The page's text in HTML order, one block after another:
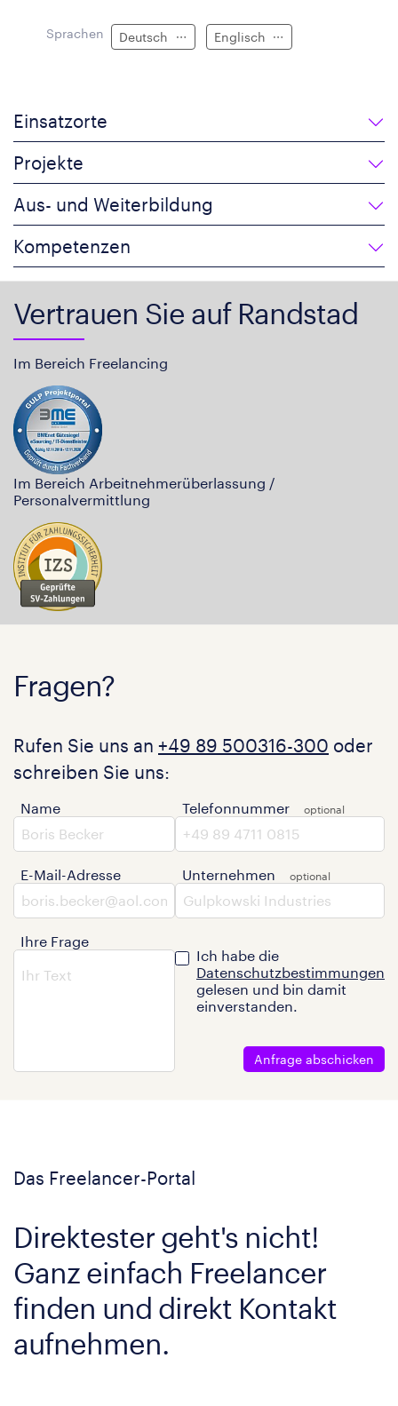
Sprachen Deutsch Englisch
Einsatzorte
Projekte
Aus- und Weiterbildung
Kompetenzen
Vertrauen Sie auf Randstad
Im Bereich Freelancing
Im Bereich Arbeitnehmerüberlassung /
Personalvermittlung
Fragen?
Rufen Sie uns an +49 89 500316-300 oder
schreiben Sie uns:
Name
E-Mail-Adresse
Ihre Frage
Telefonnummer
Unternehmen
Ich habe die
Datenschutzbestimmungen
gelesen und bin damit
einverstanden.
Anfrage abschicken
Das Freelancer-Portal
Direktester geht's nicht!
Ganz einfach Freelancer
finden und direkt Kontakt
aufnehmen.